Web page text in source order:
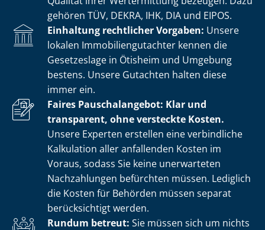
gehören TÜV, DEKRA, IHK, DIA und EIPOS.
Einhaltung rechtlicher Vorgaben: Unsere
lokalen Im­mo­bi­li­en­gut­ach­ter kennen die
Gesetzeslage in Ötisheim und Umgebung
bestens. Unsere Gutachten halten diese
immer ein.
Faires Pauschalangebot: Klar und
transparent, ohne versteckte Kosten.
Unsere Experten erstellen eine verbindliche
Kalkulation aller anfallenden Kosten im
Voraus, sodass Sie keine unerwarteten
Nachzahlungen befürchten müssen. Lediglich
die Kosten für Behörden müssen separat
berücksichtigt werden.
Rundum betreut: Sie müssen sich um nichts